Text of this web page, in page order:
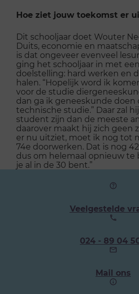
Hoe ziet jouw toekomst er
Dit schooljaar doet Wouter
Duits, economie en
is dat ongeveer evenveel
ging het schooljaar in met
doelstelling: hard werken en
halen. “Hopelijk word ik
voor de studie
dan ga ik geneeskunde doen
technische studie.” Daar zal
student zijn dan de meeste
daarover maakt hij zich geen
er nu uitziet, moet ik nog tot
74e doorwerken. Dat is nog
dus om helemaal opnieuw te
je al in de 30 bent.”
Veelgestelde
Ons
024 - 89 04
Mail ons